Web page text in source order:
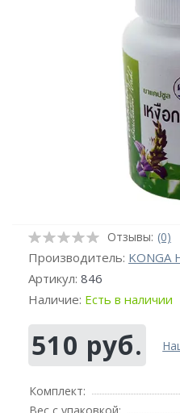
Отзывы: (0)
Производитель: KONGA
Артикул: 846
Наличие: Есть в наличии
510 руб.
Комплект: